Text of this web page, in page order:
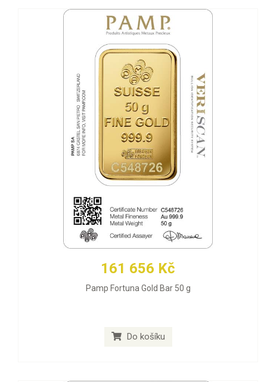
161 656 Kč
Pamp Fortuna Gold Bar 50 g
Do košíku